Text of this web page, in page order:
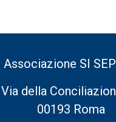
Associazione SI
Via della
00193 Roma